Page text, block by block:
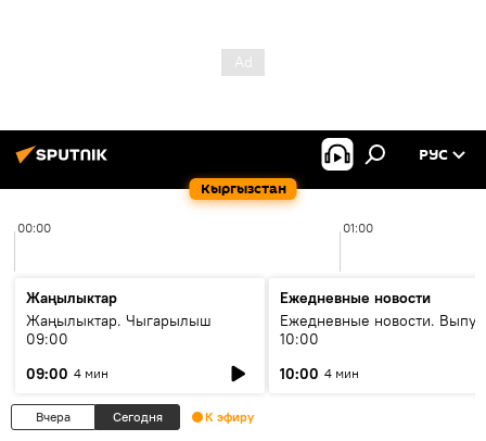
Кыргызстан
РУС
00:00 01:00
Жаңылыктар
Жаңылыктар. Чыгарылыш
09:00
09:00 4 мин
Ежедневные новости
Ежедневные новости.
10:00
10:00 4 мин
Вчера Сегодня К эфиру